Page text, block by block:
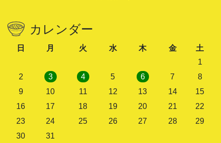
カレンダー
日 月 火 水 木 金
土
1
2
3 4 5 6 7
8
9
10 11 12 13 14
15
16
17 18 19 20 21
22
23
24 25 26 27 28
29
30
31